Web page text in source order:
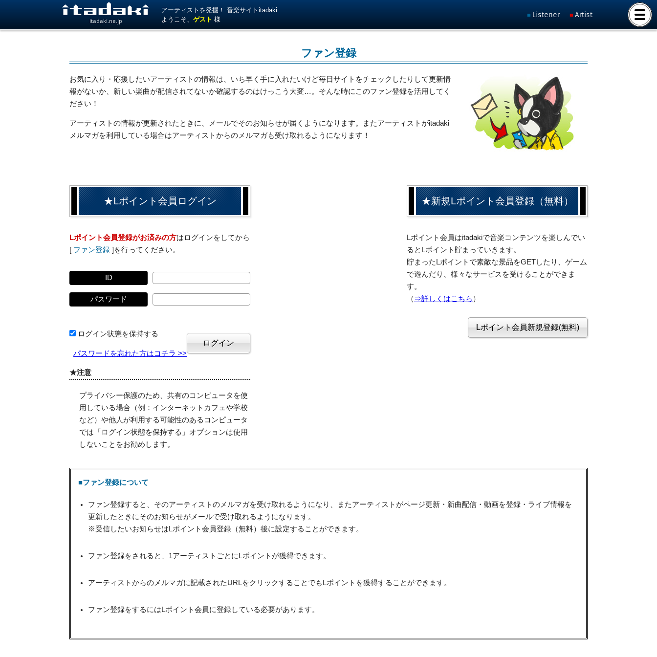
itadaki.ne.jp
アーティストを発掘！ 音楽サイトitadaki
ようこそ、ゲスト 様
Listener Artist
ファン登録
お気に入り・応援したいアーティストの情報は、いち早く手に入れたいけど毎日サイトをチェックしたりして更新情
報がないか、新しい楽曲が配信されてないか確認するのはけっこう大変…。そんな時にこのファン登録を活用してく
ださい！
アーティストの情報が更新されたときに、メールでそのお知らせが届くようになります。またアーティストがitadaki
メルマガを利用している場合はアーティストからのメルマガも受け取れるようになります！
★Lポイント会員ログイン
Lポイント会員登録がお済みの方はログインをしてから
[ ファン登録 ]を行ってください。
ID
パスワード
ログイン状態を保持する
パスワードを忘れた方はコチラ >>
★注意
プライバシー保護のため、共有のコンピュータを使
用している場合（例：インターネットカフェや学校
など）や他人が利用する可能性のあるコンピュータ
では「ログイン状態を保持する」オプションは使用
しないことをお勧めします。
★新規Lポイント会員登録（無料）
Lポイント会員はitadakiで音楽コンテンツを楽しんでい
るとLポイント貯まっていきます。
貯まったLポイントで素敵な景品をGETしたり、ゲーム
で遊んだり、様々なサービスを受けることができま
す。
（ ⇒詳しくはこちら ）
■ファン登録について
ファン登録すると、そのアーティストのメルマガを受け取れるようになり、またアーティストがページ更新・新曲配信・動画を登録・ライブ情報を
更新したときにそのお知らせがメールで受け取れるようになります。
※受信したいお知らせはLポイント会員登録（無料）後に設定することができます。
ファン登録をされると、1アーティストごとにLポイントが獲得できます。
アーティストからのメルマガに記載されたURLをクリックすることでもLポイントを獲得することができます。
ファン登録をするにはLポイント会員に登録している必要があります。